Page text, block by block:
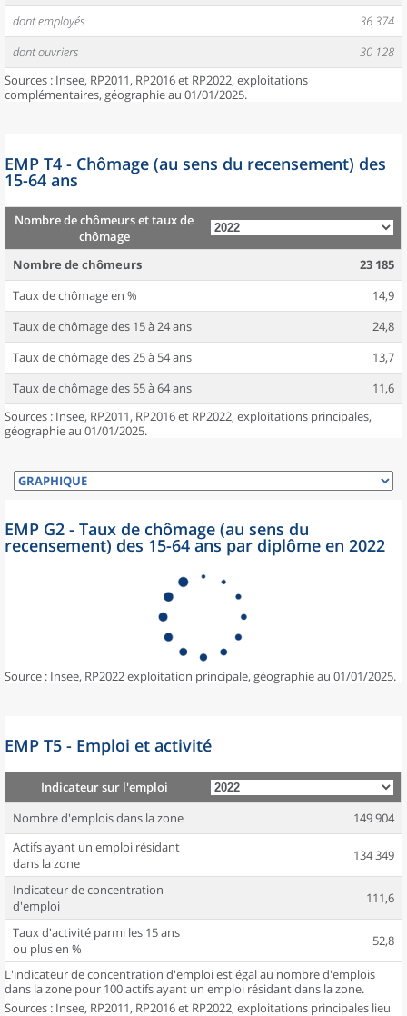
dont employés
36 374
dont ouvriers
30 128
Sources : Insee, RP2011, RP2016 et RP2022, exploitations
complémentaires, géographie au 01/01/2025.
EMP T4 - Chômage (au sens du recensement) des
15-64 ans
Nombre de chômeurs et taux de
chômage
Nombre de chômeurs
23 185
Taux de chômage en %
14,9
Taux de chômage des 15 à 24 ans
24,8
Taux de chômage des 25 à 54 ans
13,7
Taux de chômage des 55 à 64 ans
11,6
Sources : Insee, RP2011, RP2016 et RP2022, exploitations principales,
géographie au 01/01/2025.
EMP G2 - Taux de chômage (au sens du
recensement) des 15-64 ans par diplôme en 2022
Source : Insee, RP2022 exploitation principale, géographie au 01/01/2025.
EMP T5 - Emploi et activité
Indicateur sur l'emploi
Nombre d'emplois dans la zone
149 904
Actifs ayant un emploi résidant
dans la zone
134 349
Indicateur de concentration
d'emploi
111,6
Taux d'activité parmi les 15 ans
ou plus en %
52,8
L'indicateur de concentration d'emploi est égal au nombre d'emplois
dans la zone pour 100 actifs ayant un emploi résidant dans la zone.
Sources : Insee, RP2011, RP2016 et RP2022, exploitations principales lieu